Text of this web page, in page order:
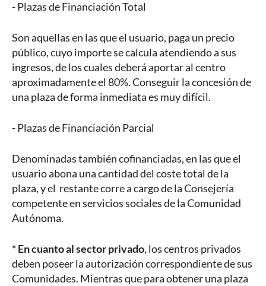
- Plazas de Financiación Total
Son aquellas en las que el usuario, paga un precio
público, cuyo importe se calcula atendiendo a sus
ingresos, de los cuales deberá aportar al centro
aproximadamente el 80%. Conseguir la concesión de
una plaza de forma inmediata es muy difícil.
- Plazas de Financiación Parcial
Denominadas también cofinanciadas, en las que el
usuario abona una cantidad del coste total de la
plaza, y el restante corre a cargo de la Consejería
competente en servicios sociales de la Comunidad
Autónoma.
* En cuanto al sector privado, los centros privados
deben poseer la autorización correspondiente de sus
Comunidades. Mientras que para obtener una plaza